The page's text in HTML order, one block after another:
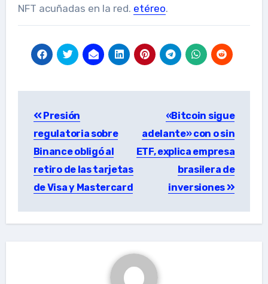
NFT acuñadas en la red. etéreo.
navigation
Presión
regulatoria sobre
Binance obligó al
retiro de las tarjetas
de Visa y Mastercard
«Bitcoin sigue
adelante» con o sin
ETF, explica empresa
brasilera de
inversiones